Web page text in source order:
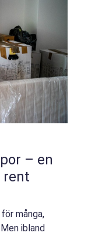
– en
rent
många,
ibland